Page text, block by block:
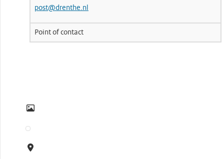
post@drenthe.nl
Point of contact